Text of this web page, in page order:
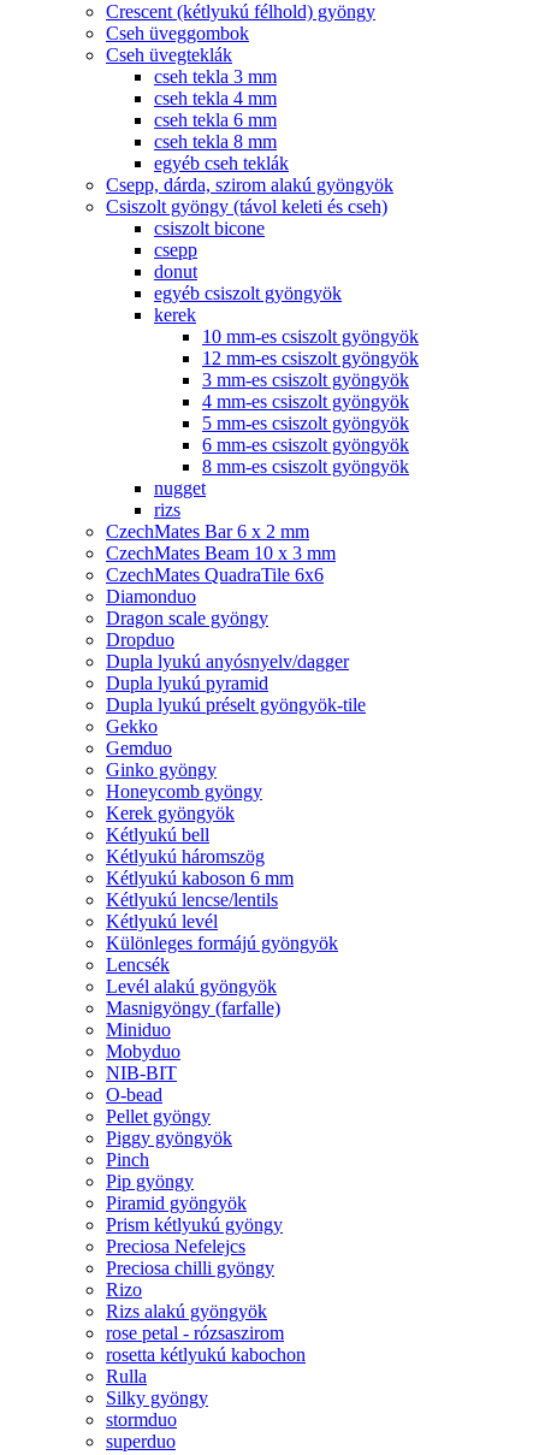
Crescent (kétlyukú félhold) gyöngy
Cseh üveggombok
Cseh üvegteklák
cseh tekla 3 mm
cseh tekla 4 mm
cseh tekla 6 mm
cseh tekla 8 mm
egyéb cseh teklák
Csepp, dárda, szirom alakú gyöngyök
Csiszolt gyöngy (távol keleti és cseh)
csiszolt bicone
csepp
donut
egyéb csiszolt gyöngyök
kerek
10 mm-es csiszolt gyöngyök
12 mm-es csiszolt gyöngyök
3 mm-es csiszolt gyöngyök
4 mm-es csiszolt gyöngyök
5 mm-es csiszolt gyöngyök
6 mm-es csiszolt gyöngyök
8 mm-es csiszolt gyöngyök
nugget
rizs
CzechMates Bar 6 x 2 mm
CzechMates Beam 10 x 3 mm
CzechMates QuadraTile 6x6
Diamonduo
Dragon scale gyöngy
Dropduo
Dupla lyukú anyósnyelv/dagger
Dupla lyukú pyramid
Dupla lyukú préselt gyöngyök-tile
Gekko
Gemduo
Ginko gyöngy
Honeycomb gyöngy
Kerek gyöngyök
Kétlyukú bell
Kétlyukú háromszög
Kétlyukú kaboson 6 mm
Kétlyukú lencse/lentils
Kétlyukú levél
Különleges formájú gyöngyök
Lencsék
Levél alakú gyöngyök
Masnigyöngy (farfalle)
Miniduo
Mobyduo
NIB-BIT
O-bead
Pellet gyöngy
Piggy gyöngyök
Pinch
Pip gyöngy
Piramid gyöngyök
Prism kétlyukú gyöngy
Preciosa Nefelejcs
Preciosa chilli gyöngy
Rizo
Rizs alakú gyöngyök
rose petal - rózsaszirom
rosetta kétlyukú kabochon
Rulla
Silky gyöngy
stormduo
superduo